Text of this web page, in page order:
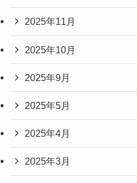
2025年11月
2025年10月
2025年9月
2025年5月
2025年4月
2025年3月